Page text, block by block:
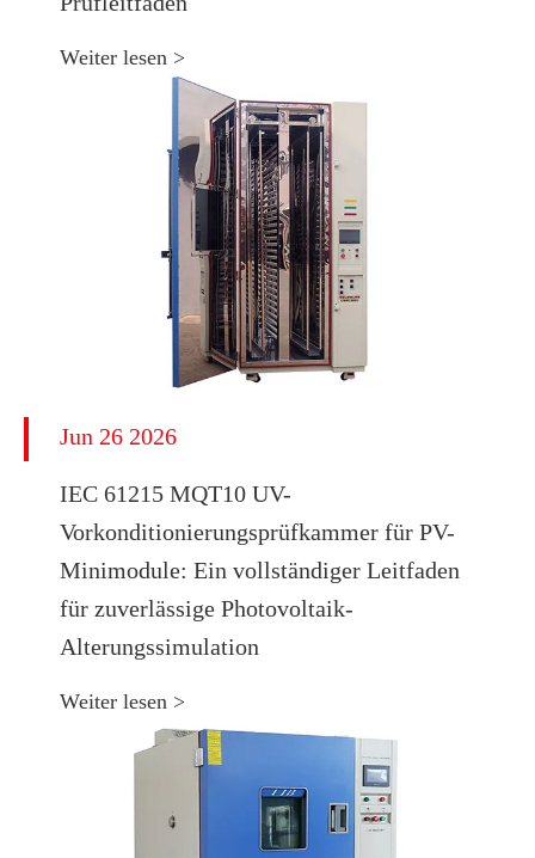
Weiter lesen >
Jun 26 2026
IEC 61215 MQT10 UV-
Vorkonditionierungsprüfkammer für PV-
Minimodule: Ein vollständiger Leitfaden
für zuverlässige Photovoltaik-
Alterungssimulation
Weiter lesen >